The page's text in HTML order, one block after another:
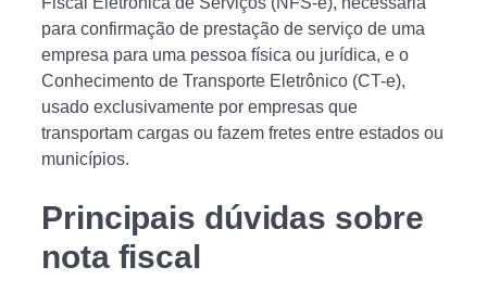
para confirmação de prestação de serviço de uma
empresa para uma pessoa física ou jurídica, e o
Conhecimento de Transporte Eletrônico (CT-e),
usado exclusivamente por empresas que
transportam cargas ou fazem fretes entre estados ou
municípios.
Principais dúvidas sobre
nota fiscal